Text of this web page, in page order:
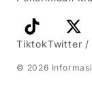
TiktokTwitter /
© 2026